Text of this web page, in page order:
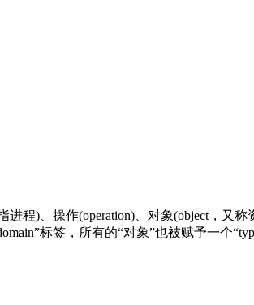
程)、操作(operation)、对象(object，又
标签，所有的“对象”也被赋予一个